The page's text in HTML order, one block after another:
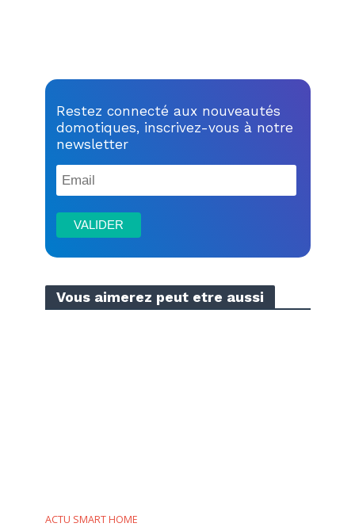
Restez connecté aux nouveautés
domotiques, inscrivez-vous à notre
newsletter
Vous aimerez peut etre aussi
ACTU SMART HOME